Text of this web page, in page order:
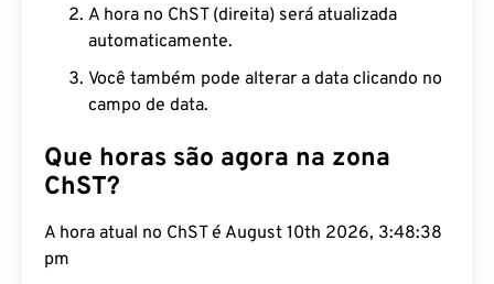
A hora no ChST (direita) será atualizada
automaticamente.
Você também pode alterar a data clicando no
campo de data.
Que horas são agora na zona
ChST?
A hora atual no ChST é August 10th 2026, 3:48:39
pm